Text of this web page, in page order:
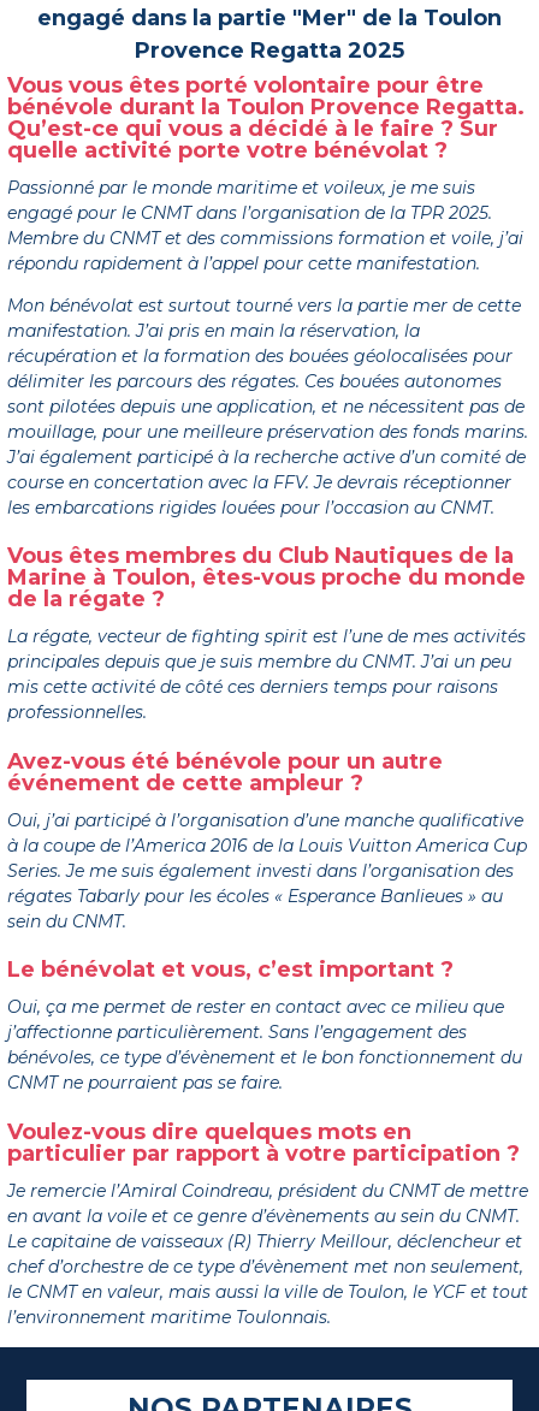
engagé dans la partie "Mer" de la Toulon
Provence Regatta 2025
Vous vous êtes porté volontaire pour être
bénévole durant la Toulon Provence Regatta.
Qu’est-ce qui vous a décidé à le faire ? Sur
quelle activité porte votre bénévolat ?
Passionné par le monde maritime et voileux, je me suis
engagé pour le CNMT dans l’organisation de la TPR 2025.
Membre du CNMT et des commissions formation et voile, j’ai
répondu rapidement à l’appel pour cette manifestation.
Mon bénévolat est surtout tourné vers la partie mer de cette
manifestation. J’ai pris en main la réservation, la
récupération et la formation des bouées géolocalisées pour
délimiter les parcours des régates. Ces bouées autonomes
sont pilotées depuis une application, et ne nécessitent pas de
mouillage, pour une meilleure préservation des fonds marins.
J’ai également participé à la recherche active d’un comité de
course en concertation avec la FFV. Je devrais réceptionner
les embarcations rigides louées pour l’occasion au CNMT.
Vous êtes membres du Club Nautiques de la
Marine à Toulon, êtes-vous proche du monde
de la régate ?
La régate, vecteur de fighting spirit est l’une de mes activités
principales depuis que je suis membre du CNMT. J’ai un peu
mis cette activité de côté ces derniers temps pour raisons
professionnelles.
Avez-vous été bénévole pour un autre
événement de cette ampleur ?
Oui, j’ai participé à l’organisation d’une manche qualificative
à la coupe de l’America 2016 de la Louis Vuitton America Cup
Series. Je me suis également investi dans l’organisation des
régates Tabarly pour les écoles « Esperance Banlieues » au
sein du CNMT.
Le bénévolat et vous, c’est important ?
Oui, ça me permet de rester en contact avec ce milieu que
j’affectionne particulièrement. Sans l’engagement des
bénévoles, ce type d’évènement et le bon fonctionnement du
CNMT ne pourraient pas se faire.
Voulez-vous dire quelques mots en
particulier par rapport à votre participation ?
Je remercie l’Amiral Coindreau, président du CNMT de mettre
en avant la voile et ce genre d’évènements au sein du CNMT.
Le capitaine de vaisseaux (R) Thierry Meillour, déclencheur et
chef d’orchestre de ce type d’évènement met non seulement,
le CNMT en valeur, mais aussi la ville de Toulon, le YCF et tout
l’environnement maritime Toulonnais.